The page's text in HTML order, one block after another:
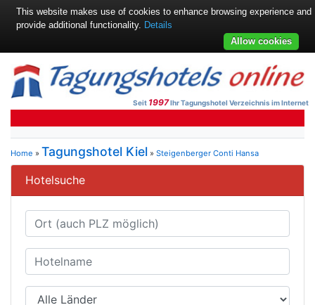
Seit 1997Ihr Tagungshotel Verzeichnis im Internet
Home » Tagungshotel Kiel » Steigenberger Conti Hansa
Hotelsuche
This website makes use of cookies to enhance browsing experience and
provide additional functionality. Details
Allow cookies